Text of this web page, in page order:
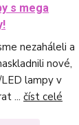
s mega
nezaháleli a
nové,
lampy v
... číst celé